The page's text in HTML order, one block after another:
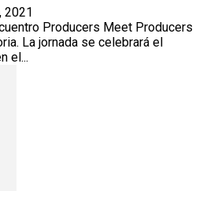
2021
Producers Meet Producers
La jornada se celebrará el
el...